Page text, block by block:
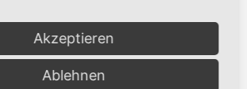
Akzeptieren
Ablehnen